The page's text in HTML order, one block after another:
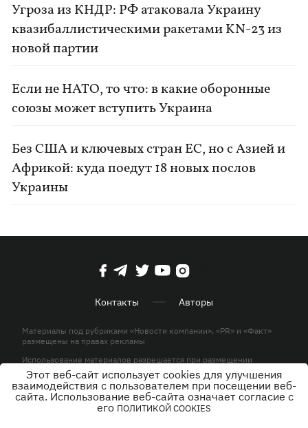
Угроза из КНДР: РФ атаковала Украину
квазибаллистическими ракетами KN-23 из
новой партии
Если не НАТО, то что: в какие оборонные
союзы может вступить Украина
Без США и ключевых стран ЕС, но с Азией и
Африкой: куда поедут 18 новых послов
Украины
Контакты Авторы
Материалы под рубриками «Новости компании», «PR» и «Факт»
размещены на правах рекламы
Использование материалов разрешается при размещении
активной гиперссылки на KP.UA в первом абзаце.
© ООО «ЮЛАВ МЕДИА»,2026. Все права защищены.
Этот веб-сайт использует cookies для улучшения
взаимодействия с пользователем при посещении веб-
сайта. Использование веб-сайта означает согласие с
его ПОЛИТИКОЙ COOKIES